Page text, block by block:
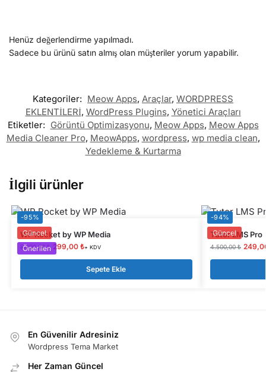
Henüz değerlendirme yapılmadı.
Sadece bu ürünü satın almış olan müşteriler yorum yapabilir.
Kategoriler: Meow Apps, Araçlar, WORDPRESS
EKLENTİLERİ, WordPress Plugins, Yönetici Araçları
Etiketler: Görüntü Optimizasyonu, Meow Apps, Meow Apps
Media Cleaner Pro, MeowApps, wordpress, wp media clean,
Yedekleme & Kurtarma
İlgili ürünler
-95%
Güncel
Önerilen
WP Rocket by WP Media
5.900,00₺ 299,00 ₺+ KDV
Sepete Ekle
-94%
Güncel
Tutor LMS Pro
4.500,00₺
En Güvenilir Adresiniz
Wordpress Tema Market
Her Zaman Güncel